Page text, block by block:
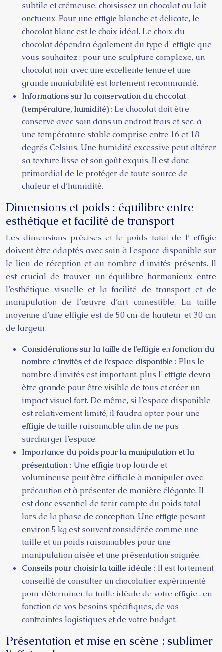
subtile et crémeuse, choisissez un chocolat au lait
onctueux. Pour une effigie blanche et délicate, le
chocolat blanc est le choix idéal. Le choix du
chocolat dépendra également du type d’ effigie que
vous souhaitez : pour une sculpture complexe, un
chocolat noir avec une excellente tenue et une
grande maniabilité est fortement recommandé.
Informations sur la conservation du chocolat
(température, humidité) : Le chocolat doit être
conservé avec soin dans un endroit frais et sec, à
une température stable comprise entre 16 et 18
degrés Celsius. Une humidité excessive peut altérer
sa texture lisse et son goût exquis. Il est donc
primordial de le protéger de toute source de
chaleur et d’humidité.
Dimensions et poids : équilibre entre
esthétique et facilité de transport
Les dimensions précises et le poids total de l’ effigie
doivent être adaptés avec soin à l’espace disponible sur
le lieu de réception et au nombre d’invités présents. Il
est crucial de trouver un équilibre harmonieux entre
l’esthétique visuelle et la facilité de transport et de
manipulation de l’œuvre d’art comestible. La taille
moyenne d’une effigie est de 50 cm de hauteur et 30 cm
de largeur.
Considérations sur la taille de l’effigie en fonction du
nombre d’invités et de l’espace disponible : Plus le
nombre d’invités est important, plus l’ effigie devra
être grande pour être visible de tous et créer un
impact visuel fort. De même, si l’espace disponible
est relativement limité, il faudra opter pour une
effigie de taille raisonnable afin de ne pas
surcharger l’espace.
Importance du poids pour la manipulation et la
présentation : Une effigie trop lourde et
volumineuse peut être difficile à manipuler avec
précaution et à présenter de manière élégante. Il
est donc essentiel de tenir compte du poids total
lors de la phase de conception. Une effigie pesant
environ 5 kg est souvent considérée comme une
taille et un poids raisonnables pour une
manipulation aisée et une présentation soignée.
Conseils pour choisir la taille idéale : Il est fortement
conseillé de consulter un chocolatier expérimenté
pour déterminer la taille idéale de votre effigie , en
fonction de vos besoins spécifiques, de vos
contraintes logistiques et de votre budget.
Présentation et mise en scène : sublimer